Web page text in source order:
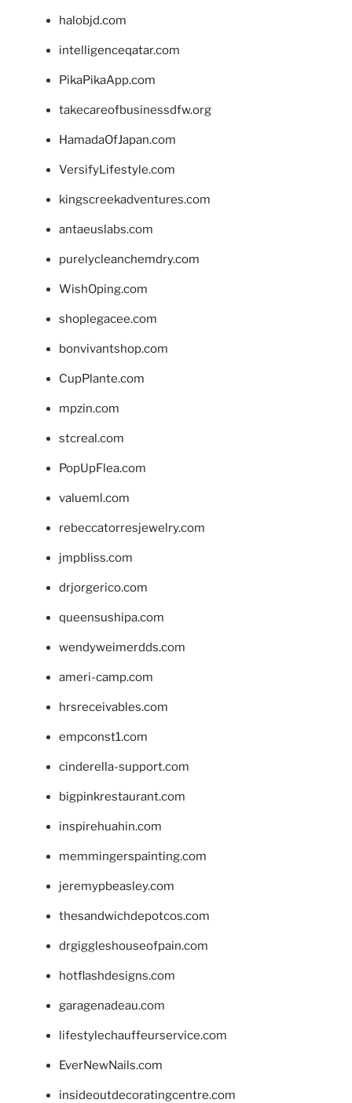
halobjd.com
intelligenceqatar.com
PikaPikaApp.com
takecareofbusinessdfw.org
HamadaOfJapan.com
VersifyLifestyle.com
kingscreekadventures.com
antaeuslabs.com
purelycleanchemdry.com
WishOping.com
shoplegacee.com
bonvivantshop.com
CupPlante.com
mpzin.com
stcreal.com
PopUpFlea.com
valueml.com
rebeccatorresjewelry.com
jmpbliss.com
drjorgerico.com
queensushipa.com
wendyweimerdds.com
ameri-camp.com
hrsreceivables.com
empconst1.com
cinderella-support.com
bigpinkrestaurant.com
inspirehuahin.com
memmingerspainting.com
jeremypbeasley.com
thesandwichdepotcos.com
drgiggleshouseofpain.com
hotflashdesigns.com
garagenadeau.com
lifestylechauffeurservice.com
EverNewNails.com
insideoutdecoratingcentre.com